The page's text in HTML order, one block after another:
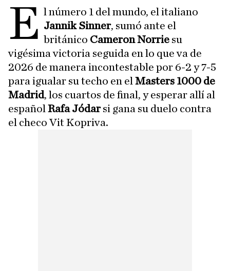
E l número 1 del mundo, el italiano
Jannik Sinner, sumó ante el
británico Cameron Norrie su
vigésima victoria seguida en lo que va de
2026 de manera incontestable por 6-2 y 7-5
para igualar su techo en el Masters 1000 de
Madrid, los cuartos de final, y esperar allí al
español Rafa Jódarsi gana su duelo contra
el checo Vit Kopriva.